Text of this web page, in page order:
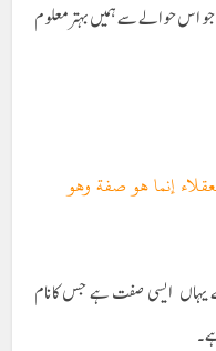
،جو اس حوالے سے ہمیں بہتر معلوم
إنما هو صفة وهو
یہاں ایسی صفت ہے جس کانام